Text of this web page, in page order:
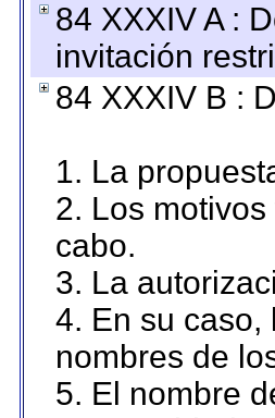
84 XXXIV A :
invitación
84 XXXIV B :
1. La
2. Los
cabo.
3. La
4. En su caso,
nombres de
5. El nombre